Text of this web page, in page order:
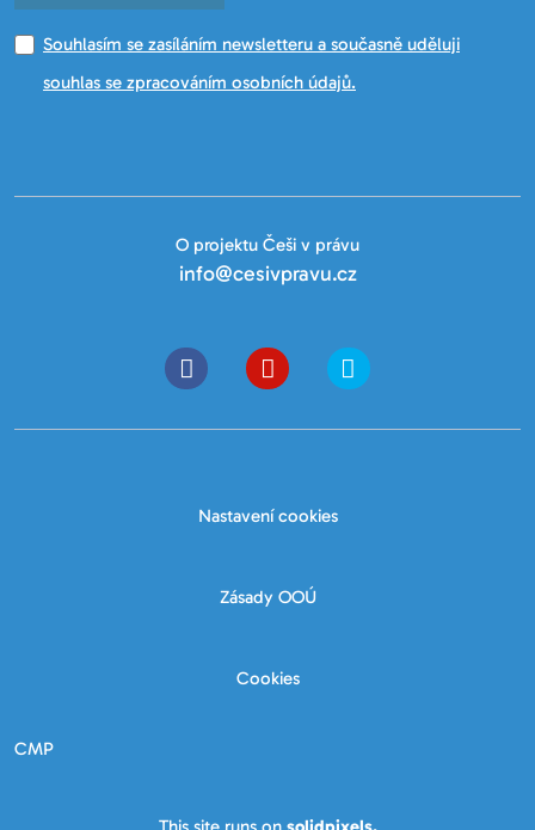
Souhlasím se zasíláním newsletteru a současně uděluji
souhlas se zpracováním osobních údajů.
O projektu Češi v právu
info@cesivpravu.cz
Nastavení cookies
Zásady OOÚ
Cookies
CMP